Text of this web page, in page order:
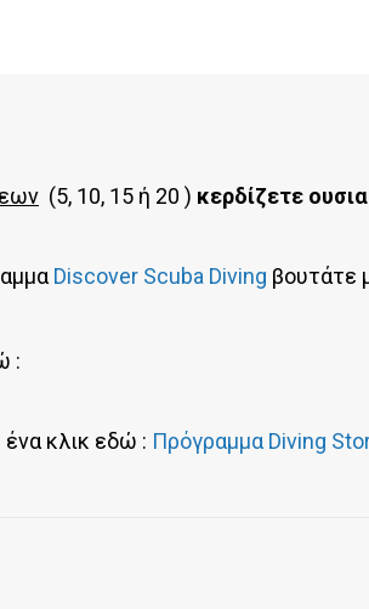
(5, 10, 15 ή 20 ) κερδίζετε
Discover Scuba Diving βουτάτε
:
κλικ εδώ : Πρόγραμμα Diving